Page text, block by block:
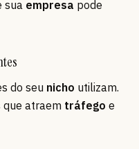
sua empresa pode
do seu nicho utilizam.
atraem tráfego e